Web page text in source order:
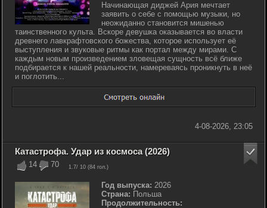
Начинающая диджей Ария мечтает
заявить о себе с помощью музыки, но
неожиданно становится мишенью
таинственного культа. Вскоре девушка оказывается во власти
древнего лавкрафтовского божества, которое использует её
выступления и звуковые ритмы как портал между мирами. С
каждым новым произведением зловещая сущность всё ближе
подбирается к нашей реальности, намереваясь проникнуть в неё
и поглотить...
4-08-2026, 23:05
14 70 1.7/ 10 (84 гол.)
Катастрофа. Удар из космоса (2026)
Год выпуска: 2026
Страна: Польша
Продолжительность: